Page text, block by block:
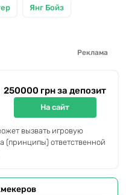
Янг Бойз
Реклама
250000 грн за депозит
На сайт
вызвать игровую
(принципы) ответственной